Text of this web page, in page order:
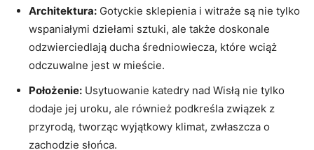
Architektura: Gotyckie⁢ sklepienia i witraże są​ nie tylko
wspaniałymi dziełami sztuki, ⁣ale także doskonale
odzwierciedlają ‌ducha średniowiecza, ⁣które wciąż
odczuwalne jest⁣ w mieście.
Położenie: ​Usytuowanie katedry nad Wisłą nie tylko‌
dodaje jej⁢ uroku,‌ ale również podkreśla związek z
przyrodą, tworząc wyjątkowy klimat,⁤ zwłaszcza⁣ o
zachodzie słońca.